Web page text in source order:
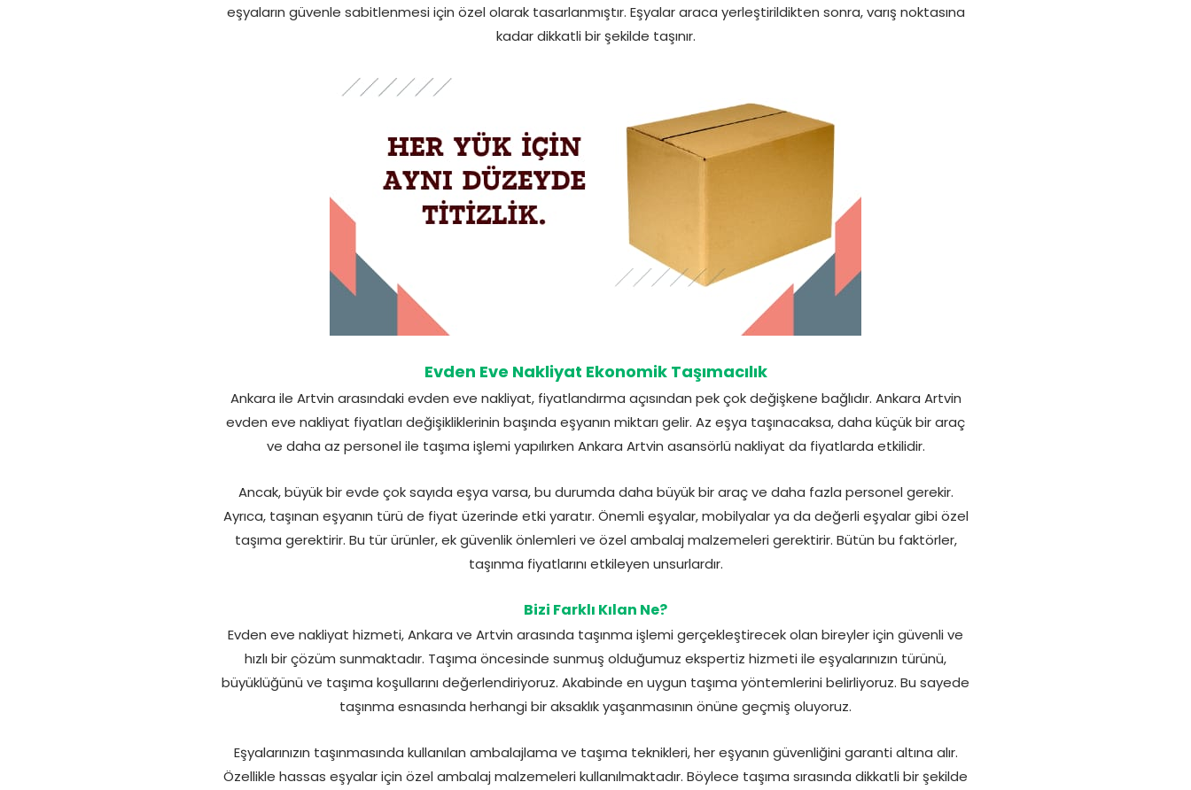
eşyaların güvenle sabitlenmesi için özel olarak tasarlanmıştır. Eşyalar araca yerleştirildikten sonra, varış noktasına
kadar dikkatli bir şekilde taşınır.
Evden Eve Nakliyat Ekonomik Taşımacılık
Ankara ile Artvin arasındaki evden eve nakliyat, fiyatlandırma açısından pek çok değişkene bağlıdır. Ankara Artvin
evden eve nakliyat fiyatları değişikliklerinin başında eşyanın miktarı gelir. Az eşya taşınacaksa, daha küçük bir araç
ve daha az personel ile taşıma işlemi yapılırken Ankara Artvin asansörlü nakliyat da fiyatlarda etkilidir.
Ancak, büyük bir evde çok sayıda eşya varsa, bu durumda daha büyük bir araç ve daha fazla personel gerekir.
Ayrıca, taşınan eşyanın türü de fiyat üzerinde etki yaratır. Önemli eşyalar, mobilyalar ya da değerli eşyalar gibi özel
taşıma gerektirir. Bu tür ürünler, ek güvenlik önlemleri ve özel ambalaj malzemeleri gerektirir. Bütün bu faktörler,
taşınma fiyatlarını etkileyen unsurlardır.
Bizi Farklı Kılan Ne?
Evden eve nakliyat hizmeti, Ankara ve Artvin arasında taşınma işlemi gerçekleştirecek olan bireyler için güvenli ve
hızlı bir çözüm sunmaktadır. Taşıma öncesinde sunmuş olduğumuz ekspertiz hizmeti ile eşyalarınızın türünü,
büyüklüğünü ve taşıma koşullarını değerlendiriyoruz. Akabinde en uygun taşıma yöntemlerini belirliyoruz. Bu sayede
taşınma esnasında herhangi bir aksaklık yaşanmasının önüne geçmiş oluyoruz.
Eşyalarınızın taşınmasında kullanılan ambalajlama ve taşıma teknikleri, her eşyanın güvenliğini garanti altına alır.
Özellikle hassas eşyalar için özel ambalaj malzemeleri kullanılmaktadır. Böylece taşıma sırasında dikkatli bir şekilde